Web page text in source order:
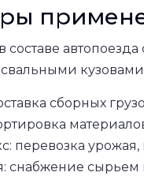
составе
сборных
перевозка
сырьем